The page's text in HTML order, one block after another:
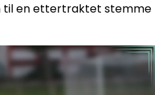
til en ettertraktet stemme